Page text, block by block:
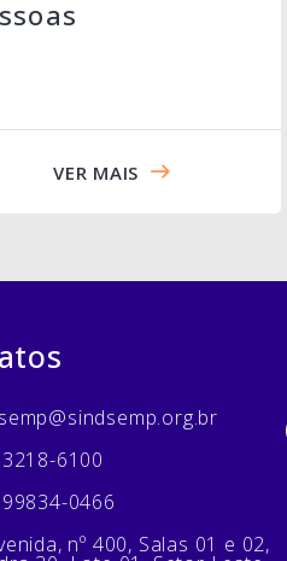
VER MAIS
6100
0466
nº 400, Salas 01 e 02,